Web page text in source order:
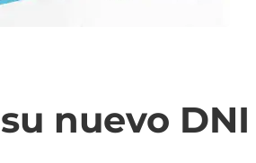
nuevo DNI